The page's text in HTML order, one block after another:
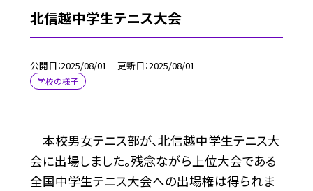
北信越中学生テニス大会
公開日 2025/08/01 更新日 2025/08/01
学校の様子
本校男女テニス部が、北信越中学生テニス大
会に出場しました。残念ながら上位大会である
全国中学生テニス大会への出場権は得られま